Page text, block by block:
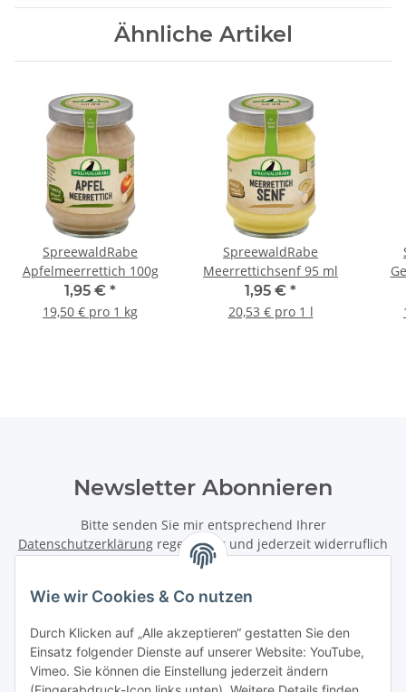
Wie wir Cookies & Co nutzen
Durch Klicken auf „Alle akzeptieren“ gestatten Sie den
Einsatz folgender Dienste auf unserer Website: YouTube,
Vimeo. Sie können die Einstellung jederzeit ändern
Ähnliche Artikel
SpreewaldRabe
Apfelmeerrettich 100g
1,95 € *
19,50 € pro 1 kg
SpreewaldRabe
Meerrettichsenf 95 ml
1,95 € *
20,53 € pro 1 l
Newsletter Abonnieren
Bitte senden Sie mir entsprechend Ihrer
Datenschutzerklärung regelmäßig und jederzeit widerruflich
Informationen zu Ihrem Produktsortiment per E-Mail zu.
Newsletter Abonnieren
Informationen